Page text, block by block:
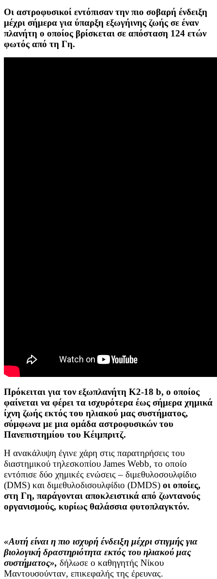
Οι αστροφυσικοί εντόπισαν την πιο σοβαρή ένδειξη
μέχρι σήμερα για ύπαρξη εξωγήινης ζωής σε έναν
πλανήτη ο οποίος βρίσκεται σε απόσταση 124 ετών
φωτός από τη Γη.
Πρόκειται για τον εξωπλανήτη K2-18 b, ο οποίος
φαίνεται να φέρει τα ισχυρότερα έως σήμερα χημικά
ίχνη ζωής εκτός του ηλιακού μας συστήματος,
σύμφωνα με μια ομάδα αστροφυσικών του
Πανεπιστημίου του Κέιμπριτζ.
Η ανακάλυψη έγινε χάρη στις παρατηρήσεις του
διαστημικού τηλεσκοπίου James Webb, το οποίο
εντόπισε δύο χημικές ενώσεις – διμεθυλοσουλφίδιο
(DMS) και διμεθυλοδισουλφίδιο (DMDS) οι οποίες,
στη Γη, παράγονται αποκλειστικά από ζωντανούς
οργανισμούς, κυρίως θαλάσσια φυτοπλαγκτόν.
«Αυτή είναι η πιο ισχυρή ένδειξη μέχρι στιγμής για
βιολογική δραστηριότητα εκτός του ηλιακού μας
συστήματος», δήλωσε ο καθηγητής Νίκου
Μαντουσούνταν, επικεφαλής της έρευνας.